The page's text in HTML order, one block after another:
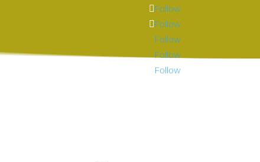
Follow
Follow
Follow
Follow
Follow